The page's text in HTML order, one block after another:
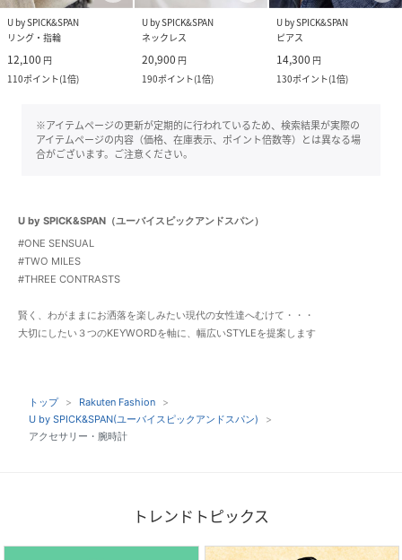
U by SPICK&SPAN
リング・指輪
12,100 円
110ポイント(1倍)
U by SPICK&SPAN
ネックレス
20,900 円
190ポイント(1倍)
U by SPICK&SPAN
ピアス
14,300 円
130ポイント(1倍)
※アイテムページの更新が定期的に行われているため、検索結果が実際の
アイテムページの内容（価格、在庫表示、ポイント倍数等）とは異なる場
合がございます。ご注意ください。
U by SPICK&SPAN（ユーバイスピックアンドスパン）
#ONE SENSUAL
#TWO MILES
#THREE CONTRASTS
賢く、わがままにお洒落を楽しみたい現代の女性達へむけて・・・
大切にしたい３つのKEYWORDを軸に、幅広いSTYLEを提案します
トップ
Rakuten Fashion
U by SPICK&SPAN(ユーバイスピックアンドスパン)
アクセサリー・腕時計
トレンドトピックス